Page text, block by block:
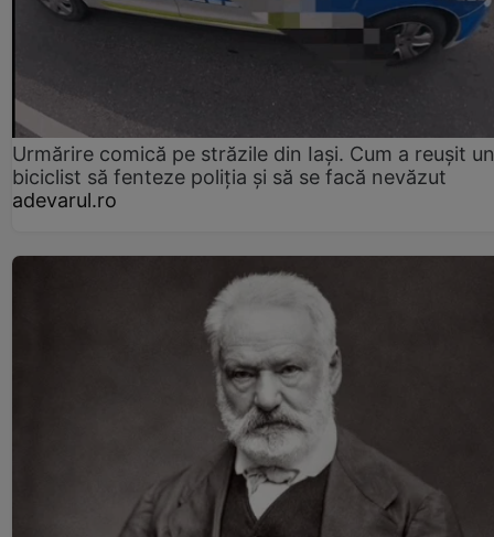
Urmărire comică pe străzile din Iași. Cum a reușit un
biciclist să fenteze poliția și să se facă nevăzut
adevarul.ro